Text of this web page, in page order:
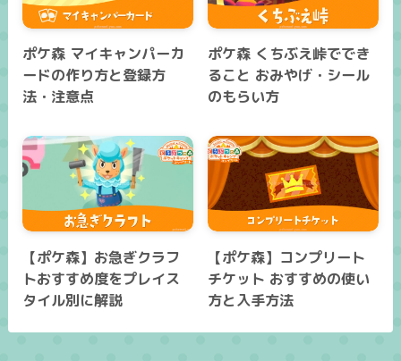
ポケ森 マイキャンパーカ
ードの作り方と登録方
法・注意点
ポケ森 くちぶえ峠ででき
ること おみやげ・シール
のもらい方
【ポケ森】お急ぎクラフ
トおすすめ度をプレイス
タイル別に解説
【ポケ森】コンプリート
チケット おすすめの使い
方と入手方法